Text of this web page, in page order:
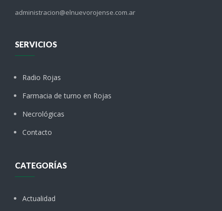
administracion@elnuevorojense.com.ar
SERVICIOS
Radio Rojas
Farmacia de turno en Rojas
Necrológicas
Contacto
CATEGORÍAS
Actualidad